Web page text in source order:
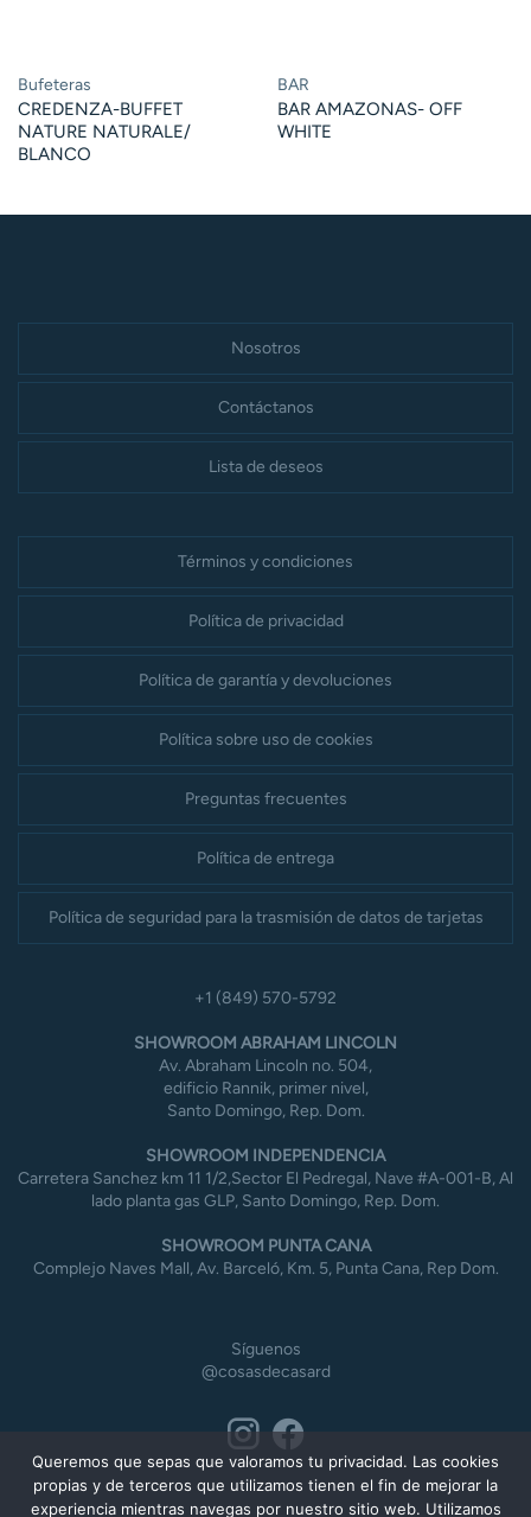
Bufeteras
CREDENZA-BUFFET
NATURE NATURALE/
BLANCO
BAR
BAR AMAZONAS- OFF
WHITE
Nosotros
Contáctanos
Lista de deseos
Términos y condiciones
Política de privacidad
Política de garantía y devoluciones
Política sobre uso de cookies
Preguntas frecuentes
Política de entrega
Política de seguridad para la trasmisión de datos de tarjetas
+1 (849) 570-5792
SHOWROOM ABRAHAM LINCOLN
Av. Abraham Lincoln no. 504,
edificio Rannik, primer nivel,
Santo Domingo, Rep. Dom.
SHOWROOM INDEPENDENCIA
Carretera Sanchez km 11 1/2,Sector El Pedregal, Nave #A-001-B, Al
lado planta gas GLP, Santo Domingo, Rep. Dom.
SHOWROOM PUNTA CANA
Complejo Naves Mall, Av. Barceló, Km. 5, Punta Cana, Rep Dom.
Síguenos
@cosasdecasard
Queremos que sepas que valoramos tu privacidad. Las cookies
propias y de terceros que utilizamos tienen el fin de mejorar la
experiencia mientras navegas por nuestro sitio web. Utilizamos